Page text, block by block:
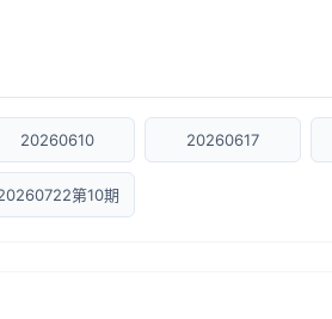
20260610 20260617
第10期